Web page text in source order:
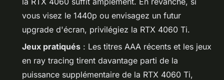
vous visez le 1440p ou envisagez un futur
upgrade d'écran, privilégiez la RTX 4060 Ti.
Jeux pratiqués : Les titres AAA récents et les jeux
en ray tracing tirent davantage parti de la
puissance supplémentaire de la RTX 4060 Ti,